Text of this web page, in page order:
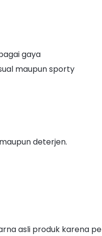
gaya
maupun sporty
deterjen.
asli produk karena